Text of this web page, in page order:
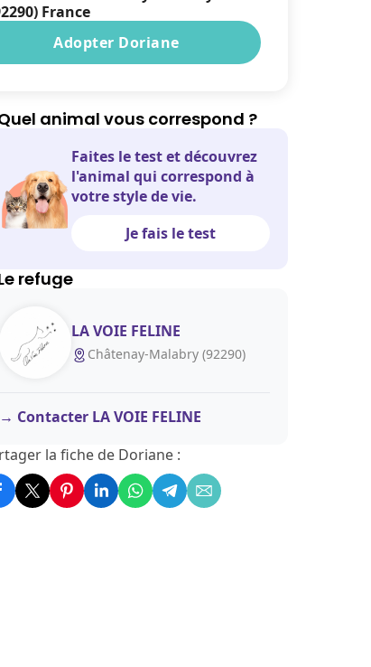
France
Adopter Doriane
animal vous correspond ?
Faites le test et découvrez
l'animal qui correspond à
votre style de vie.
Je fais le test
refuge
LA VOIE FELINE
Châtenay-Malabry (92290)
Contacter LA VOIE FELINE
la fiche de Doriane :